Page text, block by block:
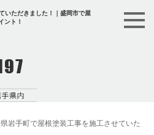
いただきました！｜盛岡市で屋
ント！
岩手町で屋根塗装工事を施工させていた